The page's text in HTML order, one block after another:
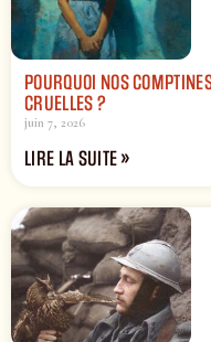
POURQUOI NOS
CRUELLES ?
juin 7, 2026
LIRE LA SUITE »